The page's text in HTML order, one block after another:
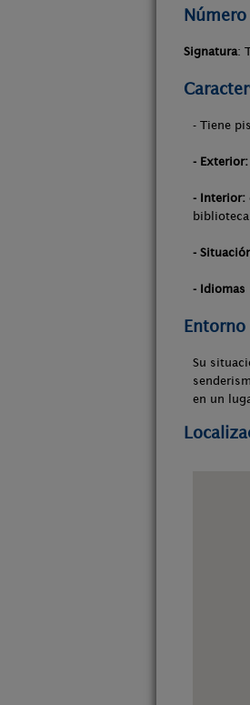
Signatura:
- Tiene
- Exterior:
- Interior:
-
- Idiomas
Su
en un